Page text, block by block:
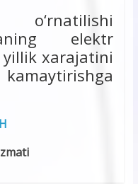
o‘rnatilishi
elektr
yillik xarajatini